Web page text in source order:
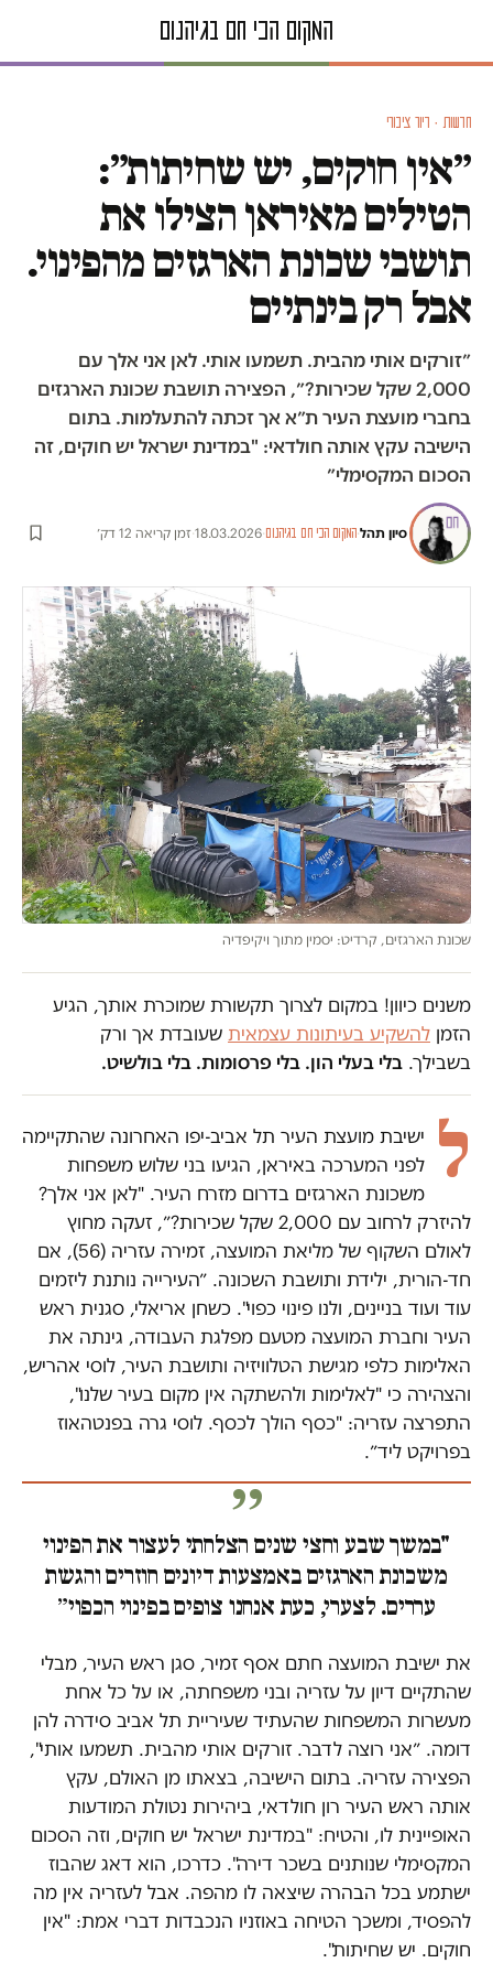
חדשות · דיור ציבורי
״אין חוקים, יש שחיתות״:
הטילים מאיראן הצילו את
תושבי שכונת הארגזים מהפינוי.
אבל רק בינתיים
״זורקים אותי מהבית. תשמעו אותי. לאן אני אלך עם
2,000 שקל שכירות?״, הפצירה תושבת שכונת הארגזים
בחברי מועצת העיר ת״א אך זכתה להתעלמות. בתום
הישיבה עקץ אותה חולדאי: "במדינת ישראל יש חוקים, זה
הסכום המקסימלי״
סיון תהל·המקום הכי חם בגיהנום·
18.03.2026
·זמן קריאה 12 דק׳
שכונת הארגזים, קרדיט: יסמין מתוך ויקיפדיה
משנים כיוון! במקום לצרוך תקשורת שמוכרת אותך, הגיע
הזמן להשקיע בעיתונות עצמאית שעובדת אך ורק
בשבילך. בלי בעלי הון. בלי פרסומות. בלי בולשיט.
ל
ישיבת מועצת העיר תל אביב-יפו האחרונה שהתקיימה
לפני המערכה באיראן, הגיעו בני שלוש משפחות
משכונת הארגזים בדרום מזרח העיר. "לאן אני אלך?
להיזרק לרחוב עם 2,000 שקל שכירות?״, זעקה מחוץ
לאולם השקוף של מליאת המועצה, זמירה עזריה (56), אם
חד-הורית, ילידת ותושבת השכונה. ״העירייה נותנת ליזמים
עוד ועוד בניינים, ולנו פינוי כפוי". כשחן אריאלי, סגנית ראש
העיר וחברת המועצה מטעם מפלגת העבודה, גינתה את
האלימות כלפי מגישת הטלוויזיה ותושבת העיר, לוסי אהריש,
והצהירה כי "לאלימות ולהשתקה אין מקום בעיר שלנו",
התפרצה עזריה: "כסף הולך לכסף. לוסי גרה בפנטהאוז
בפרויקט ליד״.
"במשך שבע וחצי שנים הצלחתי לעצור את הפינוי
משכונת הארגזים באמצעות דיונים חוזרים והגשת
עררים. לצערי, כעת אנחנו צופים בפינוי הכפוי״
את ישיבת המועצה חתם אסף זמיר, סגן ראש העיר, מבלי
שהתקיים דיון על עזריה ובני משפחתה, או על כל אחת
מעשרות המשפחות שהעתיד שעיריית תל אביב סידרה להן
דומה. ״אני רוצה לדבר. זורקים אותי מהבית. תשמעו אותי",
הפצירה עזריה. בתום הישיבה, בצאתו מן האולם, עקץ
אותה ראש העיר רון חולדאי, ביהירות נטולת המודעות
האופיינית לו, והטיח: "במדינת ישראל יש חוקים, וזה הסכום
המקסימלי שנותנים בשכר דירה". כדרכו, הוא דאג שהבוז
ישתמע בכל הבהרה שיצאה לו מהפה. אבל לעזריה אין מה
להפסיד, ומשכך הטיחה באוזניו הנכבדות דברי אמת: "אין
חוקים. יש שחיתות".